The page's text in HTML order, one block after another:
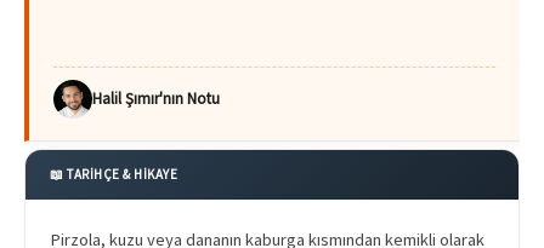
Halil Şımır'nın Notu
📖 TARİHÇE & HİKAYE
Pirzola, kuzu veya dananın kaburga kısmından kemikli olarak